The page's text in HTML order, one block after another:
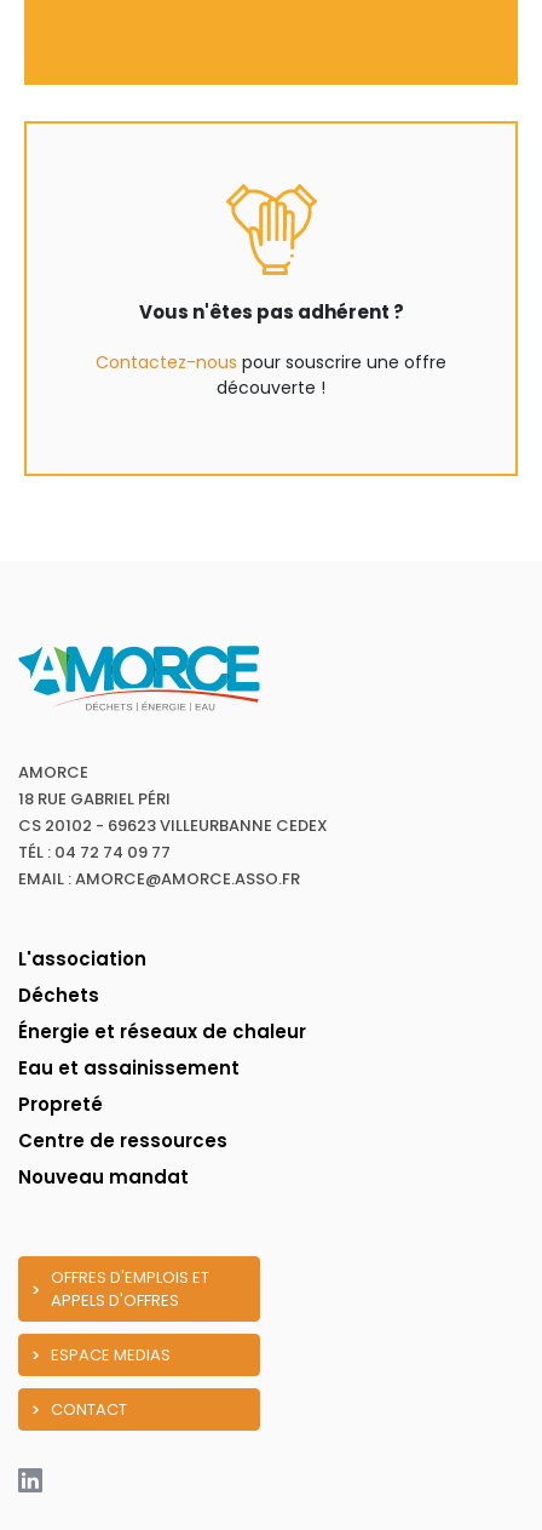
Vous n'êtes pas adhérent ?
Contactez-nous pour souscrire une offre
découverte !
AMORCE
18 RUE GABRIEL PÉRI
CS 20102 - 69623 VILLEURBANNE CEDEX
TÉL : 04 72 74 09 77
EMAIL : AMORCE@AMORCE.ASSO.FR
L'association
Déchets
Énergie et réseaux de chaleur
Eau et assainissement
Propreté
Centre de ressources
Nouveau mandat
OFFRES D'EMPLOIS ET
APPELS D'OFFRES
ESPACE MEDIAS
CONTACT